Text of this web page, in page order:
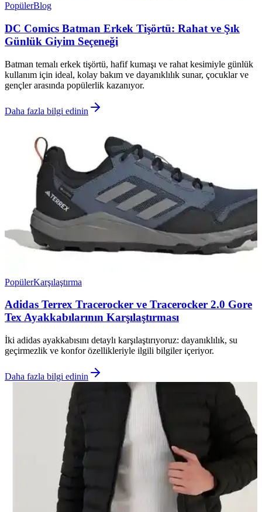
PopülerBlog
DC Comics Batman Erkek Tişörtü: Rahat ve Şık
Günlük Giyim Seçeneği
Batman temalı erkek tişörtü, hafif kumaşı ve rahat kesimiyle günlük
kullanım için ideal, kolay bakım ve dayanıklılık sunar, çocuklar ve
gençler arasında popülerlik kazanıyor.
Daha fazla bilgi edinin
PopülerKarşılaştırma
Adidas Terrex Tracerocker ve Tracerocker 2.0 Gore
Tex Ayakkabılarının Karşılaştırması
İki adidas ayakkabısını detaylı karşılaştırıyoruz: dayanıklılık, su
geçirmezlik ve konfor özellikleriyle ilgili bilgiler içeriyor.
Daha fazla bilgi edinin